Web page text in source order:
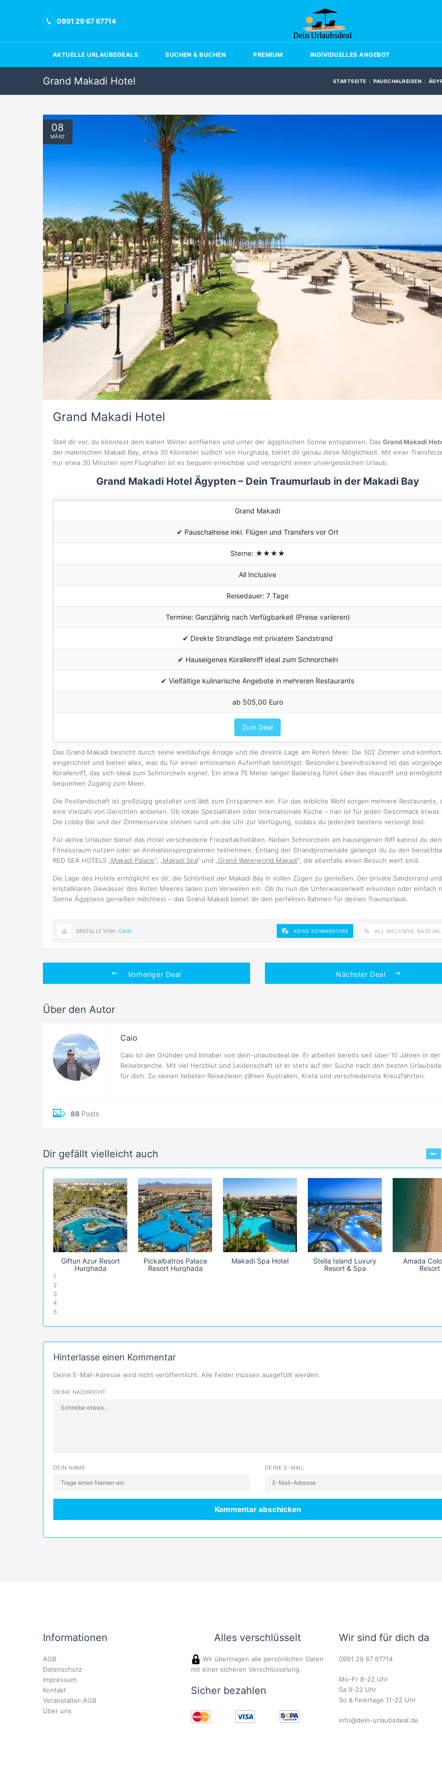
0991 29 67 67714
AKTUELLE URLAUBSDEALS SUCHEN & BUCHEN PREMIUM INDIVIDUELLES ANGEBOT
Grand Makadi Hotel STARTSEITE PAUSCHALREISEN
Grand Makadi Hotel
Stell dir vor, du könntest dem kalten Winter entfliehen und unter der ägyptischen Sonne entspannen. Das Grand Makadi
der malerischen Makadi Bay, etwa 30 Kilometer südlich von Hurghada, bietet dir genau diese Möglichkeit. Mit einer
nur etwa 30 Minuten vom Flughafen ist es bequem erreichbar und verspricht einen unvergesslichen Urlaub.
Grand Makadi Hotel Ägypten – Dein Traumurlaub in der Makadi Bay
Grand Makadi
✔ Pauschalreise inkl. Flügen und Transfers vor Ort
Sterne: ★★★★
All Inclusive
Reisedauer: 7 Tage
Termine: Ganzjährig nach Verfügbarkeit (Preise variieren)
✔ Direkte Strandlage mit privatem Sandstrand
✔ Hauseigenes Korallenriff ideal zum Schnorcheln
✔ Vielfältige kulinarische Angebote in mehreren Restaurants
ab 505,00 Euro
Zum Deal
Das Grand Makadi besticht durch seine weitläufige Anlage und die direkte Lage am Roten Meer. Die 302 Zimmer sind
eingerichtet und bieten alles, was du für einen erholsamen Aufenthalt benötigst. Besonders beeindruckend ist das
Korallenriff, das sich ideal zum Schnorcheln eignet. Ein etwa 75 Meter langer Badesteg führt über das Hausriff und
bequemen Zugang zum Meer.
Die Poollandschaft ist großzügig gestaltet und lädt zum Entspannen ein. Für das leibliche Wohl sorgen mehrere Restaurants,
eine Vielzahl von Gerichten anbieten. Ob lokale Spezialitäten oder internationale Küche – hier ist für jeden Geschmack etwas
Die Lobby Bar und der Zimmerservice stehen rund um die Uhr zur Verfügung, sodass du jederzeit bestens versorgt bist.
Für aktive Urlauber bietet das Hotel verschiedene Freizeitaktivitäten. Neben Schnorcheln am hauseigenen Riff kannst du den
Fitnessraum nutzen oder an Animationsprogrammen teilnehmen. Entlang der Strandpromenade gelangst du zu den
RED SEA HOTELS „ Makadi Palace“, „ Makadi Spa“ und „ Grand Waterworld Makadi“, die ebenfalls einen Besuch wert sind.
Die Lage des Hotels ermöglicht es dir, die Schönheit der Makadi Bay in vollen Zügen zu genießen. Der private Sandstrand
kristallklaren Gewässer des Roten Meeres laden zum Verweilen ein. Ob du nun die Unterwasserwelt erkunden oder einfach
Sonne Ägyptens genießen möchtest – das Grand Makadi bietet dir den perfekten Rahmen für deinen Traumurlaub.
08
MÄRZ
ERSTELLT VON: CAIO KEINE KOMMENTARE ALL INCLUSIVE
Vorheriger Deal Nächster Deal
Über den Autor
Caio
Caio ist der Gründer und Inhaber von dein-urlaubsdeal.de. Er arbeitet bereits seit über 10 Jahren in der
Reisebranche. Mit viel Herzblut und Leidenschaft ist er stets auf der Suche nach den besten
für dich. Zu seinen liebsten Reisezielen zählen Australien, Kreta und verschiedenste Kreuzfahrten.
88 Posts
Dir gefällt vielleicht auch
Giftun Azur Resort
Hurghada
Pickalbatros Palace
Resort Hurghada
Makadi Spa Hotel
Stella Island Luxury
Resort & Spa
Amada
Resort
1
2
3
4
5
Hinterlasse einen Kommentar
Deine E-Mail-Adresse wird nicht veröffentlicht. Alle Felder müssen ausgefüllt werden.
DEINE NACHRICHT
DEIN NAME DEINE E-MAIL
Informationen
AGB
Datenschutz
Impressum
Kontakt
Veranstalter-AGB
Über uns
Alles verschlüsselt
Wir übertragen alle persönlichen Daten
mit einer sicheren Verschlüsselung.
Sicher bezahlen
Wir sind für dich da
0991 29 67 67714
Mo-Fr 8-22 Uhr
Sa 9-22 Uhr
So & Feiertage 11-22 Uhr
info@dein-urlaubsdeal.de